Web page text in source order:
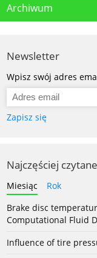
Archiwum
Newsletter
Wpisz swój adres
Zapisz się
Najczęściej czytane
Miesiąc
Rok
Brake disc
Computational Fluid
Influence of tire